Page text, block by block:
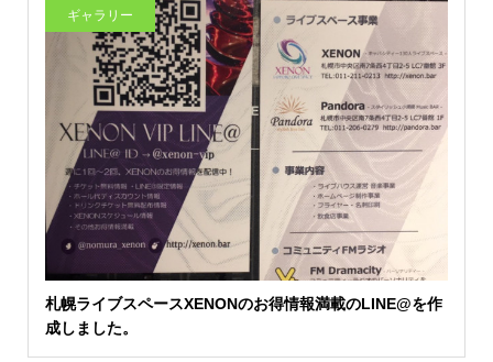
ギャラリー
札幌ライブスペースXENONのお得情報満載のLINE@を作
成しました。